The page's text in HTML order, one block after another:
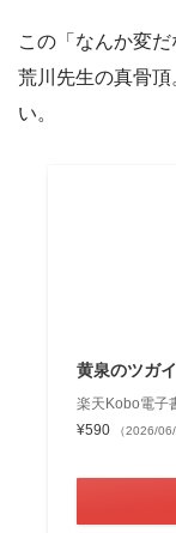
この「なんか変だ
荒川先生の真骨
い。
黄泉のツガ
楽天Kobo電子
¥590
（2026/